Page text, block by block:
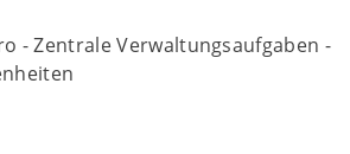
- Zentrale Verwaltungsaufgaben -